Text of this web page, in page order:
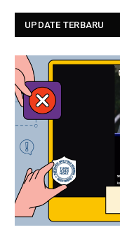
UPDATE TERBARU